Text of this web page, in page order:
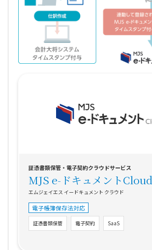
証憑書類保管・電子契約クラウドサービス
MJS e-ドキュメントCloud
エムジェイエス イードキュメント クラウド
電子帳簿保存法対応
証憑書類保管 電子契約 SaaS